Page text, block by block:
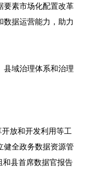
素市场化配置改革
数据运营能力，助力
域治理体系和治理
放和开发利用等工
健全政务数据资源管
和县首席数据官报告